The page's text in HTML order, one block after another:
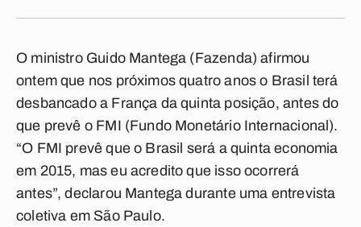
O ministro Guido Mantega (Fazenda) afirmou
ontem que nos próximos quatro anos o Brasil terá
desbancado a França da quinta posição, antes do
que prevê o FMI (Fundo Monetário Internacional).
“O FMI prevê que o Brasil será a quinta economia
em 2015, mas eu acredito que isso ocorrerá
antes”, declarou Mantega durante uma entrevista
coletiva em São Paulo.